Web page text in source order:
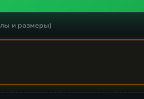
и размеры)